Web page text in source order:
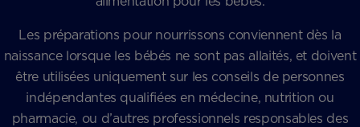
Les préparations pour nourrissons conviennent dès la
naissance lorsque les bébés ne sont pas allaités, et doivent
être utilisées uniquement sur les conseils de personnes
indépendantes qualifiées en médecine, nutrition ou
pharmacie, ou d’autres professionnels responsables des